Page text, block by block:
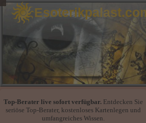
Top-Berater live sofort verfügbar.Entdecken Sie
seriöse Top-Berater, kostenloses Kartenlegen und
umfangreiches Wissen.